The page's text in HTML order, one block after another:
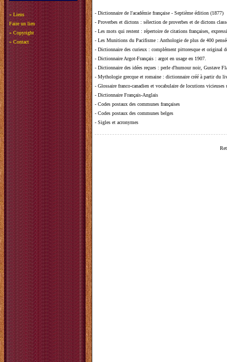
» Liens
Faire un lien
» Copyright
» Contact
- Dictionnaire de l'académie française - Septième édition (1877)
- Proverbes et dictons : sélection de proverbes et de dictons
- Les mots qui restent : répertoire de citations françaises,
- Les Munitions du Pacifisme : Anthologie de plus de 400
- Dictionnaire des curieux : complément pittoresque et original
- Dictionnaire Argot-Français : argot en usage en 1907.
- Dictionnaire des idées reçues : perle d'humour noir, Gustave
- Mythologie grecque et romaine : dictionnaire créé à partir du
- Glossaire franco-canadien et vocabulaire de locutions vicieuses
- Dictionnaire Français-Anglais
- Codes postaux des communes françaises
- Codes postaux des communes belges
- Sigles et acronymes